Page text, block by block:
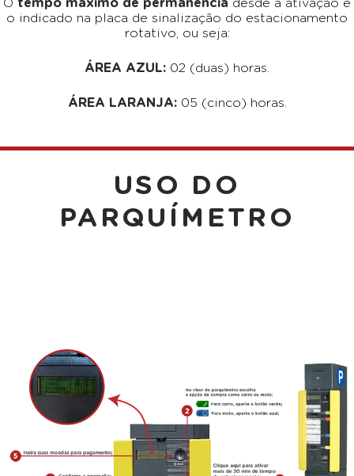
O tempo máximo de permanência desde a ativação é
o indicado na placa de sinalização do estacionamento
rotativo, ou seja:
ÁREA AZUL: 02 (duas) horas.
ÁREA LARANJA:05 (cinco) horas.
USO DO
PARQUÍMETRO